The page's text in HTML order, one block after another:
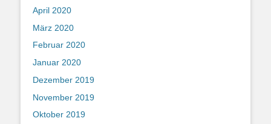
April 2020
März 2020
Februar 2020
Januar 2020
Dezember 2019
November 2019
Oktober 2019